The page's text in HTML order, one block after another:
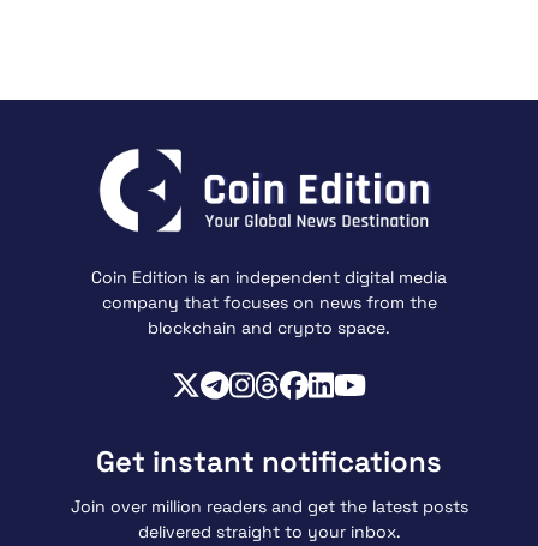
Coin Edition is an independent digital media
company that focuses on news from the
blockchain and crypto space.
Get instant notifications
Join over million readers and get the latest posts
delivered straight to your inbox.